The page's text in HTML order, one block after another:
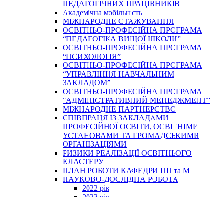
ПЕДАГОГІЧНИХ ПРАЦІВНИКІВ
Академічна мобільність
МІЖНАРОДНЕ СТАЖУВАННЯ
ОСВІТНЬО-ПРОФЕСІЙНА ПРОГРАМА
“ПЕДАГОГІКА ВИЩОЇ ШКОЛИ”
ОСВІТНЬО-ПРОФЕСІЙНА ПРОГРАМА
“ПСИХОЛОГІЯ”
ОСВІТНЬО-ПРОФЕСІЙНА ПРОГРАМА
“УПРАВЛІННЯ НАВЧАЛЬНИМ
ЗАКЛАДОМ”
ОСВІТНЬО-ПРОФЕСІЙНА ПРОГРАМА
“АДМІНІСТРАТИВНИЙ МЕНЕДЖМЕНТ”
МІЖНАРОДНЕ ПАРТНЕРСТВО
СПІВПРАЦЯ ІЗ ЗАКЛАДАМИ
ПРОФЕСІЙНОЇ ОСВІТИ, ОСВІТНІМИ
УСТАНОВАМИ ТА ГРОМАДСЬКИМИ
ОРГАНІЗАЦІЯМИ
РИЗИКИ РЕАЛІЗАЦІЇ ОСВІТНЬОГО
КЛАСТЕРУ
ПЛАН РОБОТИ КАФЕДРИ ПП та М
НАУКОВО-ДОСЛІДНА РОБОТА
2022 рік